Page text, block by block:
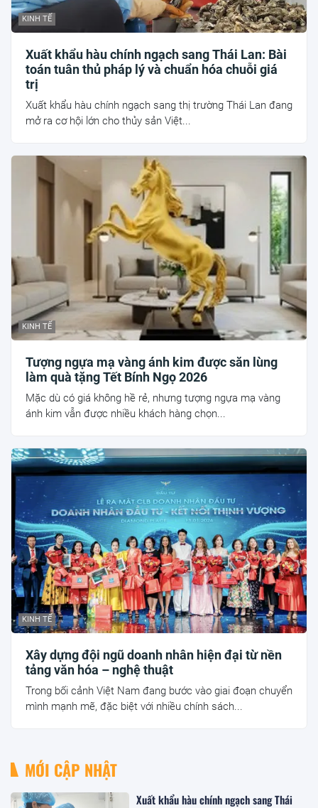
KINH TẾ
Xuất khẩu hàu chính ngạch sang Thái Lan: Bài
toán tuân thủ pháp lý và chuẩn hóa chuỗi giá
trị
Xuất khẩu hàu chính ngạch sang thị trường Thái Lan đang
mở ra cơ hội lớn cho thủy sản Việt...
KINH TẾ
Tượng ngựa mạ vàng ánh kim được săn lùng
làm quà tặng Tết Bính Ngọ 2026
Mặc dù có giá không hề rẻ, nhưng tượng ngựa mạ vàng
ánh kim vẫn được nhiều khách hàng chọn...
KINH TẾ
Xây dựng đội ngũ doanh nhân hiện đại từ nền
tảng văn hóa – nghệ thuật
Trong bối cảnh Việt Nam đang bước vào giai đoạn chuyển
mình mạnh mẽ, đặc biệt với nhiều chính sách...
MỚI CẬP NHẬT
Xuất khẩu hàu chính ngạch sang Thái